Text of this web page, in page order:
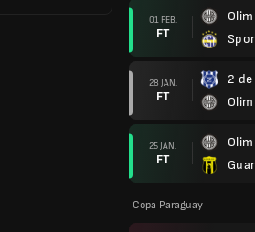
01 FEB.
FT
28 JAN.
FT
2
25 JAN.
FT
Copa Paraguay